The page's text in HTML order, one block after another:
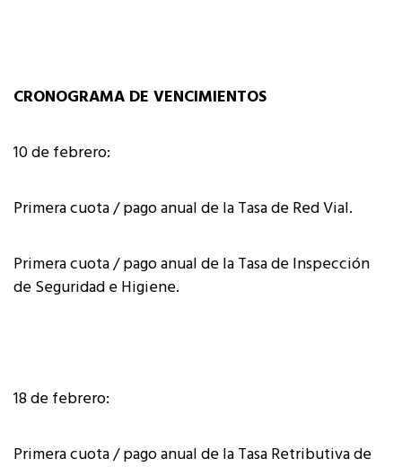
CRONOGRAMA DE VENCIMIENTOS
10 de febrero:
Primera cuota / pago anual de la Tasa de Red Vial.
Primera cuota / pago anual de la Tasa de Inspección
de Seguridad e Higiene.
18 de febrero:
Primera cuota / pago anual de la Tasa Retributiva de